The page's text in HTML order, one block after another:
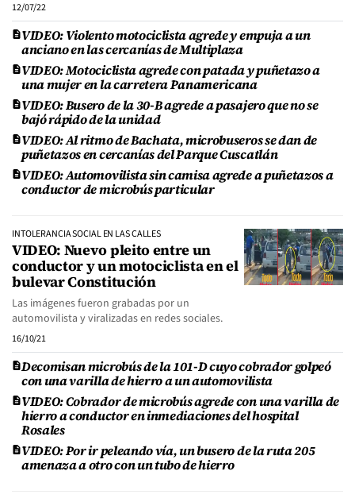
12/07/22
VIDEO: Violento motociclista agrede y empuja a un
anciano en las cercanías de Multiplaza
VIDEO: Motociclista agrede con patada y puñetazo a
una mujer en la carretera Panamericana
VIDEO: Busero de la 30-B agrede a pasajero que no se
bajó rápido de la unidad
VIDEO: Al ritmo de Bachata, microbuseros se dan de
puñetazos en cercanías del Parque Cuscatlán
VIDEO: Automovilista sin camisa agrede a puñetazos a
conductor de microbús particular
INTOLERANCIA SOCIAL EN LAS CALLES
VIDEO: Nuevo pleito entre un
conductor y un motociclista en el
bulevar Constitución
Las imágenes fueron grabadas por un
automovilista y viralizadas en redes sociales.
16/10/21
Decomisan microbús de la 101-D cuyo cobrador golpeó
con una varilla de hierro a un automovilista
VIDEO: Cobrador de microbús agrede con una varilla de
hierro a conductor en inmediaciones del hospital
Rosales
VIDEO: Por ir peleando vía, un busero de la ruta 205
amenaza a otro con un tubo de hierro